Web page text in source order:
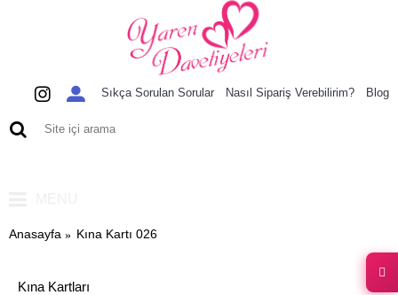
Sıkça Sorulan Sorular Nasıl Sipariş Verebilirim? Blog
Anasayfa Kına Kartı 026
Kına Kartları